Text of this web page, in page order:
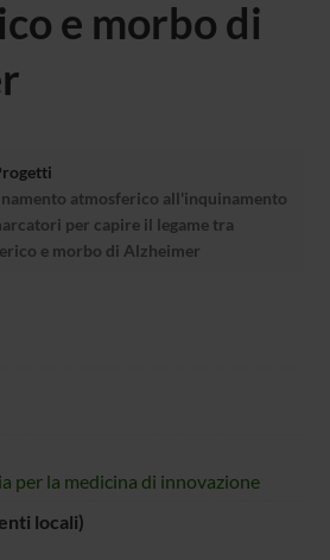
e morbo di
atmosferico all'inquinamento
per capire il legame tra
e morbo di Alzheimer
per la medicina di innovazione
locali)